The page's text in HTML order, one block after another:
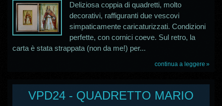
Deliziosa coppia di quadretti, molto
decorativi, raffiguranti due vescovi
simpaticamente caricaturizzati. Condizioni
perfette, con cornici coeve. Sul retro, la
carta è stata strappata (non da me!) per...
continua a leggere
VPD24 - QUADRETTO MARIO